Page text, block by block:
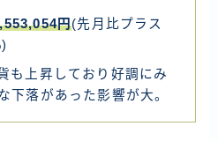
円(先月比プラス
も上昇しており好調にみ
下落があった影響が大。